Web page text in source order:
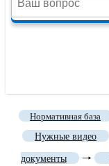
Нормативная база
Нужные видео
документы 🠒